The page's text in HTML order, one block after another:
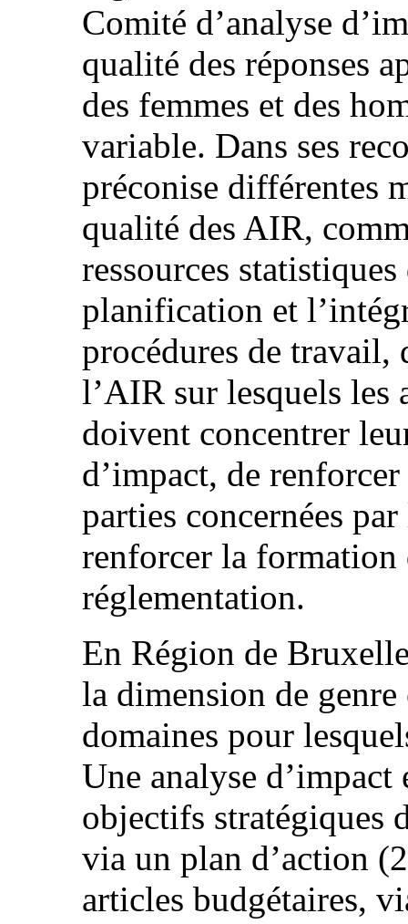
Comité d’analyse
qualité des réponses
des femmes et des
variable. Dans ses
préconise différentes
qualité des AIR,
ressources
planification et
procédures de travail,
l’AIR sur lesquels les
doivent concentrer
d’impact, de
parties concernées
renforcer la formation
réglementation.
En Région de
la dimension de
domaines pour
Une analyse d’impact
objectifs stratégiques
via un plan d’action
articles budgétaires,